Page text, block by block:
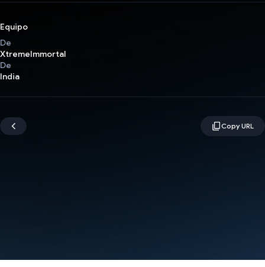
Equipo
De
XtremeImmortal
De
India